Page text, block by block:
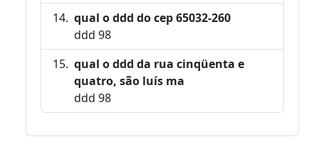
qual o ddd do cep 65032-260
ddd 98
qual o ddd da rua cinqüenta e
quatro, são luís ma
ddd 98